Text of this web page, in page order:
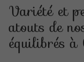
Variété et
atouts de
équilibrés à